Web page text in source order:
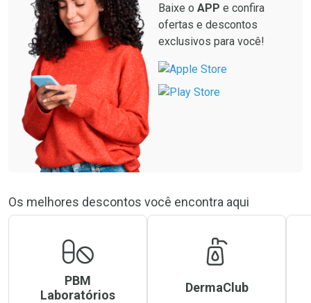
Baixe o APP e confira
ofertas e descontos
exclusivos para você!
Os melhores descontos você encontra aqui
PBM
Laboratórios
DermaClub